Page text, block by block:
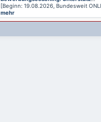
[Beginn: 19.08.2026, Bundesweit
mehr